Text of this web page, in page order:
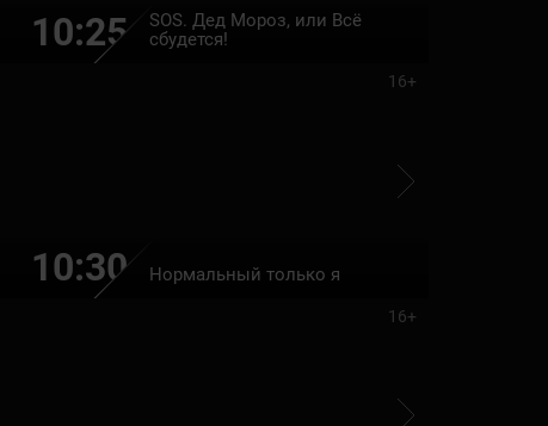
10:25
SOS. Дед Мороз, или Всё
сбудется!
16+
10:30 Нормальный только я
16+